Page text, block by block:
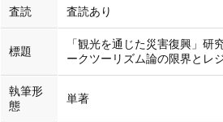
査読 査読あり
標題
「観光を通じた災害復興」研
ークツーリズム論の限界とレ
執筆形
態
単著